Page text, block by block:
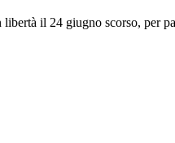
il 24 giugno scorso, per